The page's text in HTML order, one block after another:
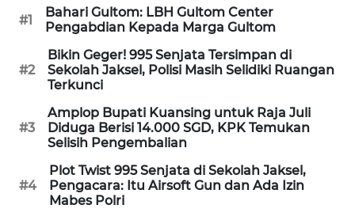
#1
Bahari Gultom: LBH Gultom Center
Pengabdian Kepada Marga Gultom
#2
Bikin Geger! 995 Senjata Tersimpan di
Sekolah Jaksel, Polisi Masih Selidiki Ruangan
Terkunci
#3
Amplop Bupati Kuansing untuk Raja Juli
Diduga Berisi 14.000 SGD, KPK Temukan
Selisih Pengembalian
#4
Plot Twist 995 Senjata di Sekolah Jaksel,
Pengacara: Itu Airsoft Gun dan Ada Izin
Mabes Polri
WAHANANEWS
CO ID
WAHANANEWS
NET
WAHANA
SPORT
WAHANA
UMKM